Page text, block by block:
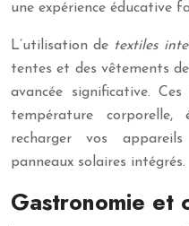
une expérience éducative
L’utilisation de textiles
tentes et des vêtements
avancée significative.
température corporelle,
recharger vos
panneaux solaires intégrés.
Gastronomie et